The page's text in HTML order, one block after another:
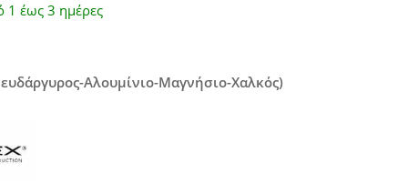
1 έως 3 ημέρες
Αλουμίνιο-Μαγνήσιο-Χαλκός)